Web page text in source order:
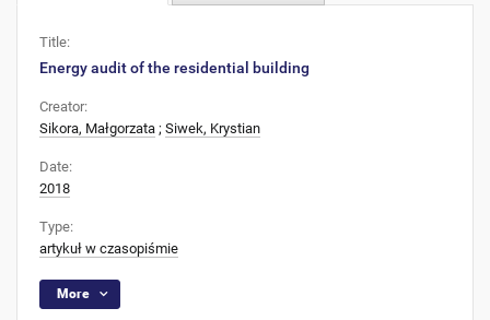
Title:
Energy audit of the residential building
Creator:
Sikora, Małgorzata ; Siwek, Krystian
Date:
2018
Type:
artykuł w czasopiśmie
More